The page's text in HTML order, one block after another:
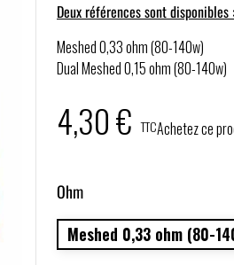
Deux références sont disponibles :
Meshed 0,33 ohm (80-140w)
Dual Meshed 0,15 ohm (80-140w)
4,30 € TTCAchetez ce
Ohm
Meshed 0,33 ohm (80-